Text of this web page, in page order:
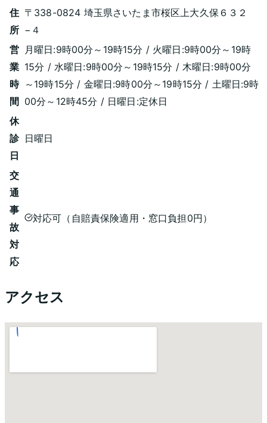
住
所
〒338-0824 埼玉県さいたま市桜区上大久保６３２
−４
営
業
時
間
月曜日:9時00分～19時15分 / 火曜日:9時00分～19時
15分 / 水曜日:9時00分～19時15分 / 木曜日:9時00分
～19時15分 / 金曜日:9時00分～19時15分 / 土曜日:9時
00分～12時45分 / 日曜日:定休日
休
診
日
日曜日
交
通
事
故
対
応
対応可（自賠責保険適用・窓口負担0円）
アクセス